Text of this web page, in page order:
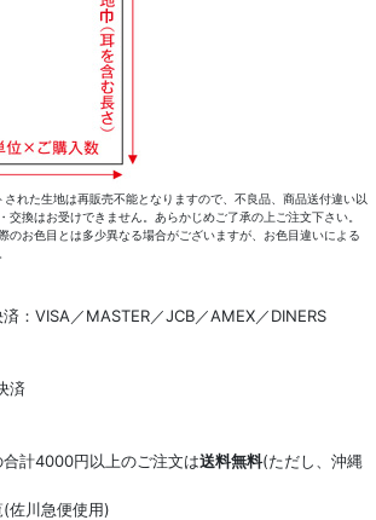
れた生地は再販売不能となりますので、不良品、商品送付違い以
交換はお受けできません。あらかじめご了承の上ご注文下さい。
のお色目とは多少異なる場合がございますが、お色目違いによる
：VISA／MASTER／JCB／AMEX／DINERS
済
計4000円以上のご注文は送料無料(ただし、沖縄
川急便使用)